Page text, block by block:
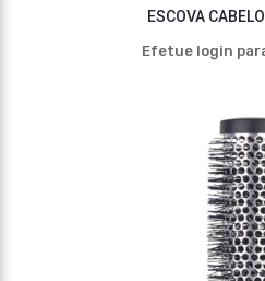
ESCOVA
Efetue login